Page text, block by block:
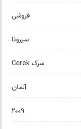
فروشی
سیرونا
سرک Cerek
آلمان
2009